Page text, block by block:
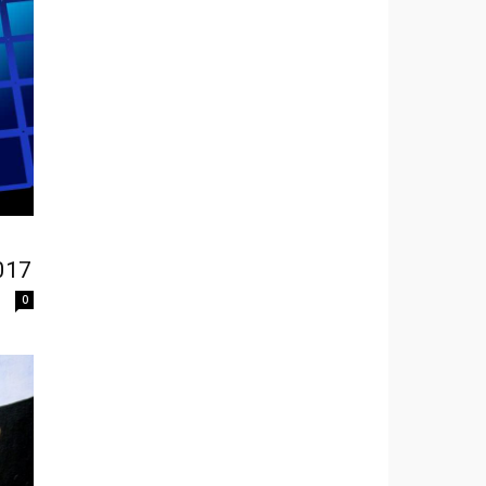
0